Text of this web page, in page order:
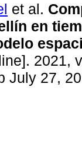
et al.
en
2021,
July 27,